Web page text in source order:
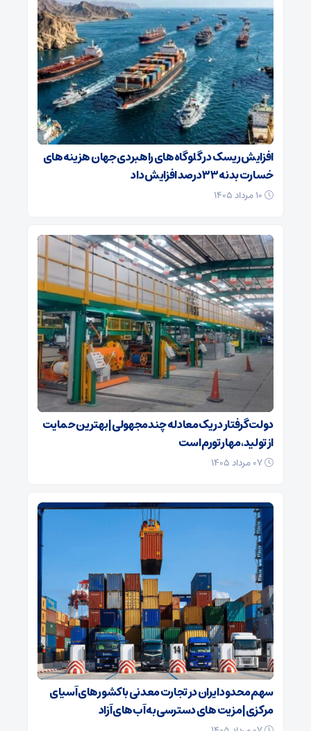
افزایش ریسک‌ در گلوگاه‌های راهبردی جهان هزینه‌های
خسارت بدنه ۳۳ درصد افزایش داد
دولت گرفتار در یک معادله چندمجهولی| بهترین حمایت
از تولید، مهار تورم است
سهم محدود ایران در تجارت معدنی با کشورهای آسیای
مرکزی| مزیت های دسترسی به آب‌های آزاد